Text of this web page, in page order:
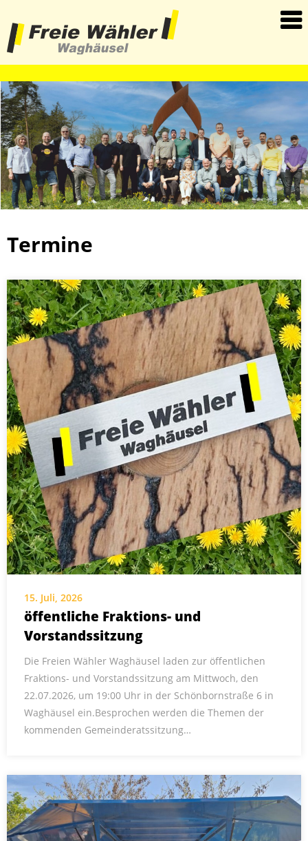
Termine
15. Juli, 2026
öffentliche Fraktions- und
Vorstandssitzung
Die Freien Wähler Waghäusel laden zur öffentlichen
Fraktions- und Vorstandssitzung am Mittwoch, den
22.07.2026, um 19:00 Uhr in der Schönbornstraße 6 in
Waghäusel ein.Besprochen werden die Themen der
kommenden Gemeinderatssitzung…